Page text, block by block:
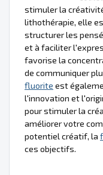
stimuler la
lithothérapie, elle
structurer les
et à faciliter
favorise la
de communiquer
fluorite est
l'innovation et
pour stimuler la
améliorer votre
potentiel créatif, la
ces objectifs.